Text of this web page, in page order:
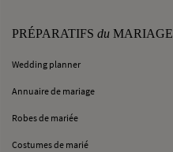
PRÉPARATIFS du MARIAGE
Wedding planner
Annuaire de mariage
Robes de mariée
Costumes de marié